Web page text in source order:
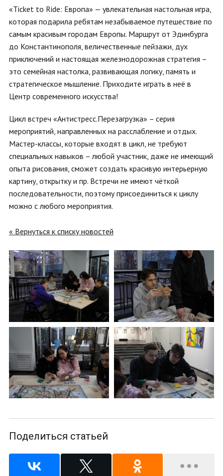
«Ticket to Ride: Европа» — увлекательная настольная игра,
которая подарила ребятам незабываемое путешествие по
самым красивым городам Европы. Маршрут от Эдинбурга
до Константинополя, величественные пейзажи, дух
приключений и настоящая железнодорожная стратегия –
это семейная настолка, развивающая логику, память и
стратегическое мышление. Приходите играть в неё в
Центр современного искусства!
Цикл встреч «Антистресс.Перезагрузка» – серия
мероприятий, направленных на расслабление и отдых.
Мастер-классы, которые входят в цикл, не требуют
специальных навыков – любой участник, даже не имеющий
опыта рисования, сможет создать красивую интерьерную
картину, открытку и пр. Встречи не имеют чёткой
последовательности, поэтому присоединиться к циклу
можно с любого мероприятия.
« Вернуться к списку новостей
Поделиться статьей